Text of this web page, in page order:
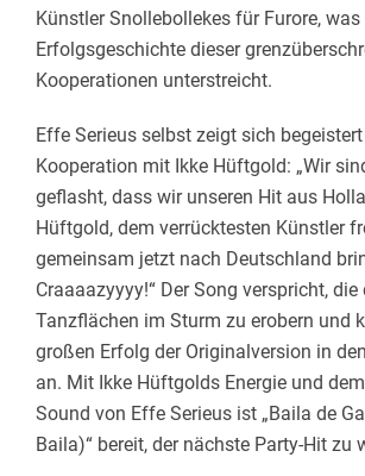
Künstler Snollebollekes für Furore, was
Erfolgsgeschichte dieser
Kooperationen unterstreicht.
Effe Serieus selbst zeigt sich
Kooperation mit Ikke Hüftgold: „Wir
geflasht, dass wir unseren Hit aus
Hüftgold, dem verrücktesten Künstler
gemeinsam jetzt nach Deutschland
Craaaazyyyy!“ Der Song verspricht, die
Tanzflächen im Sturm zu erobern und
großen Erfolg der Originalversion in
an. Mit Ikke Hüftgolds Energie und
Sound von Effe Serieus ist „Baila de
Baila)“ bereit, der nächste Party-Hit zu